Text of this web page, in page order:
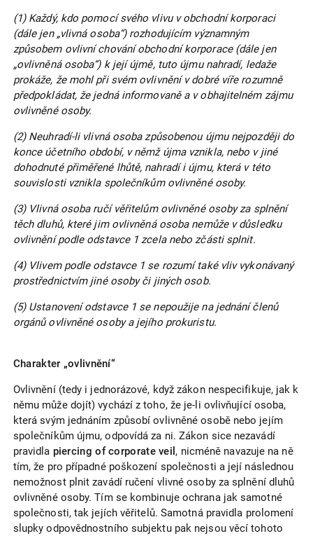
(1) Každý, kdo pomocí svého vlivu v obchodní korporaci
(dále jen „vlivná osoba“) rozhodujícím významným
způsobem ovlivní chování obchodní korporace (dále jen
„ovlivněná osoba“) k její újmě, tuto újmu nahradí, ledaže
prokáže, že mohl při svém ovlivnění v dobré víře rozumně
předpokládat, že jedná informovaně a v obhajitelném zájmu
ovlivněné osoby.
(2) Neuhradí-li vlivná osoba způsobenou újmu nejpozději do
konce účetního období, v němž újma vznikla, nebo v jiné
dohodnuté přiměřené lhůtě, nahradí i újmu, která v této
souvislosti vznikla společníkům ovlivněné osoby.
(3) Vlivná osoba ručí věřitelům ovlivněné osoby za splnění
těch dluhů, které jim ovlivněná osoba nemůže v důsledku
ovlivnění podle odstavce 1 zcela nebo zčásti splnit.
(4) Vlivem podle odstavce 1 se rozumí také vliv vykonávaný
prostřednictvím jiné osoby či jiných osob.
(5) Ustanovení odstavce 1 se nepoužije na jednání členů
orgánů ovlivněné osoby a jejího prokuristu.
Charakter „ovlivnění“
Ovlivnění (tedy i jednorázové, když zákon nespecifikuje, jak k
němu může dojít) vychází z toho, že je-li ovlivňující osoba,
která svým jednáním způsobí ovlivněné osobě nebo jejím
společníkům újmu, odpovídá za ni. Zákon sice nezavádí
pravidla piercing of corporate veil , nicméně navazuje na ně
tím, že pro případné poškození společnosti a její následnou
nemožnost plnit zavádí ručení vlivné osoby za splnění dluhů
ovlivněné osoby. Tím se kombinuje ochrana jak samotné
společnosti, tak jejích věřitelů. Samotná pravidla prolomení
slupky odpovědnostního subjektu pak nejsou věcí tohoto